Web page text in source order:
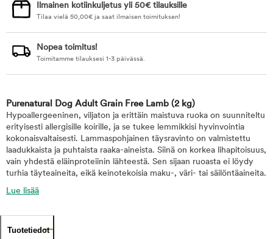
Ilmainen kotiinkuljetus yli 50€ tilauksille
Tilaa vielä 50,00€ ja saat ilmaisen toimituksen!
Nopea toimitus!
Toimitamme tilauksesi 1-3 päivässä.
Purenatural Dog Adult Grain Free Lamb (2 kg)
Hypoallergeeninen, viljaton ja erittäin maistuva ruoka on suunniteltu
erityisesti allergisille koirille, ja se tukee lemmikkisi hyvinvointia
kokonaisvaltaisesti. Lammaspohjainen täysravinto on valmistettu
laadukkaista ja puhtaista raaka-aineista. Siinä on korkea lihapitoisuus,
vain yhdestä eläinproteiinin lähteestä. Sen sijaan ruoasta ei löydy
turhia täyteaineita, eikä keinotekoisia maku-, väri- tai säilöntäaineita.
Lue lisää
Tuotetiedot